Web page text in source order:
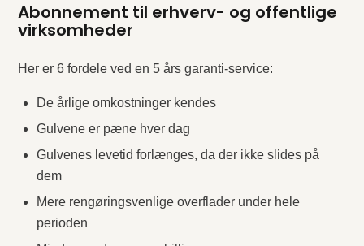
Abonnement til erhverv- og offentlige
virksomheder
Her er 6 fordele ved en 5 års garanti-service:
De årlige omkostninger kendes
Gulvene er pæne hver dag
Gulvenes levetid forlænges, da der ikke slides på
dem
Mere rengøringsvenlige overflader under hele
perioden